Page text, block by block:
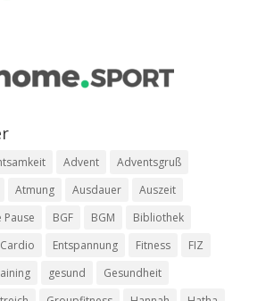
Advent
Adventsgruß
Atmung Ausdauer
Auszeit
Pause BGF BGM
Bibliothek
Cardio Entspannung Fitness
FIZ
gesund
Gesundheit